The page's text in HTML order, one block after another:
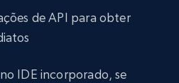
de API para obter
IDE incorporado, se